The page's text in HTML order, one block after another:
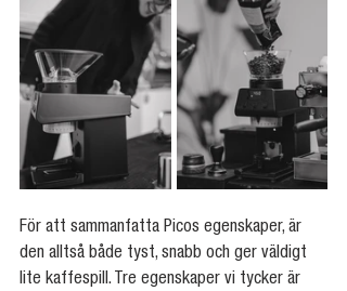
För att sammanfatta Picos egenskaper, är
den alltså både tyst, snabb och ger väldigt
lite kaffespill. Tre egenskaper vi tycker är